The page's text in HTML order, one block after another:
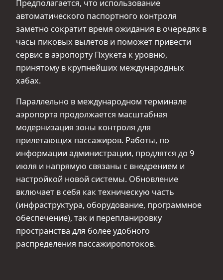
Предполагается, что использование
автоматического паспортного контроля
заметно сократит время ожидания в очередях в
часы пиковых вылетов и поможет привести
сервис в аэропорту Пхукета к уровню,
принятому в крупнейших международных
хабах.
Параллельно в международном терминале
аэропорта продолжается масштабная
модернизация зоны контроля для
прилетающих пассажиров. Работы, по
информации администрации, продлятся до 9
июля и напрямую связаны с внедрением и
настройкой новой системы. Обновление
включает в себя как техническую часть
(инфраструктура, оборудование, программное
обеспечение), так и перепланировку
пространства для более удобного
распределения пассажиропотоков.